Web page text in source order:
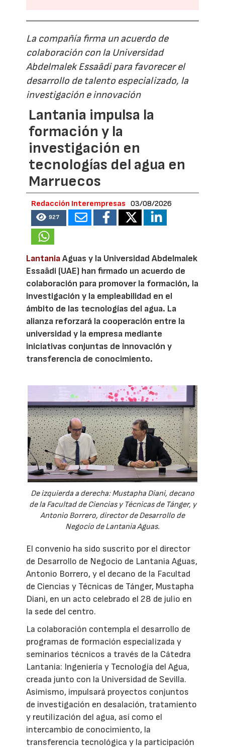
La compañía firma un acuerdo de
colaboración con la Universidad
Abdelmalek Essaâdi para favorecer el
desarrollo de talento especializado, la
investigación e innovación
Lantania impulsa la
formación y la
investigación en
tecnologías del agua en
Marruecos
Redacción Interempresas 03/08/2026
927
LantaniaAguas y la Universidad Abdelmalek
Essaâdi (UAE) han firmado un acuerdo de
colaboración para promover la formación, la
investigación y la empleabilidad en el
ámbito de las tecnologías del agua. La
alianza reforzará la cooperación entre la
universidad y la empresa mediante
iniciativas conjuntas de innovación y
transferencia de conocimiento.
De izquierda a derecha: Mustapha Diani, decano
de la Facultad de Ciencias y Técnicas de Tánger, y
Antonio Borrero, director de Desarrollo de
Negocio de Lantania Aguas.
El convenio ha sido suscrito por el director
de Desarrollo de Negocio de Lantania Aguas,
Antonio Borrero, y el decano de la Facultad
de Ciencias y Técnicas de Tánger, Mustapha
Diani, en un acto celebrado el 28 de julio en
la sede del centro.
La colaboración contempla el desarrollo de
programas de formación especializada y
seminarios técnicos a través de la Cátedra
Lantania: Ingeniería y Tecnología del Agua,
creada junto con la Universidad de Sevilla.
Asimismo, impulsará proyectos conjuntos
de investigación en desalación, tratamiento
y reutilización del agua, así como el
intercambio de conocimiento, la
transferencia tecnológica y la participación